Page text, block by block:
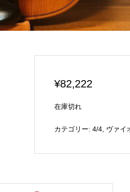
¥82,222
在庫切れ
カテゴリー: 4/4, ヴァイ